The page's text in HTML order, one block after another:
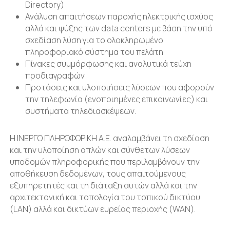
Directory)
Ανάλυση απαιτήσεων παροχής ηλεκτρικής ισχύος
αλλά και ψύξης των data centers με βάση την υπό
σχεδίαση λύση για το ολοκληρωμένο
πληροφοριακό σύστημα του πελάτη
Πίνακες συμμόρφωσης και αναλυτικά τεύχη
προδιαγραφών
Προτάσεις και υλοποιήσεις λύσεων που αφορούν
την τηλεφωνία (ενοποιημένες επικοινωνίες) και
συστήματα τηλεδιασκέψεων.
Η ΙΝΕΡΓΟ ΠΛΗΡΟΦΟΡΙΚΗ Α.Ε. αναλαμβάνει τη σχεδίαση
και την υλοποίηση απλών και σύνθετων λύσεων
υποδομών πληροφορικής που περιλαμβάνουν την
αποθήκευση δεδομένων, τους απαιτούμενους
εξυπηρετητές και τη διάταξη αυτών αλλά και την
αρχιτεκτονική και τοπολογία του τοπικού δικτύου
(LAN) αλλά και δικτύων ευρείας περιοχής (WAN).